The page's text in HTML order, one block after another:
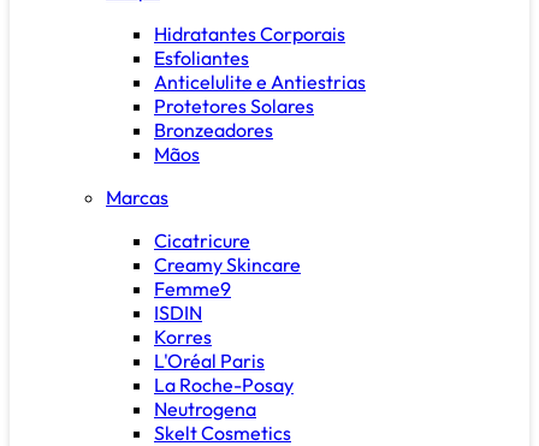
Hidratantes Corporais
Esfoliantes
Anticelulite e Antiestrias
Protetores Solares
Bronzeadores
Mãos
Marcas
Cicatricure
Creamy Skincare
Femme9
ISDIN
Korres
L'Oréal Paris
La Roche-Posay
Neutrogena
Skelt Cosmetics